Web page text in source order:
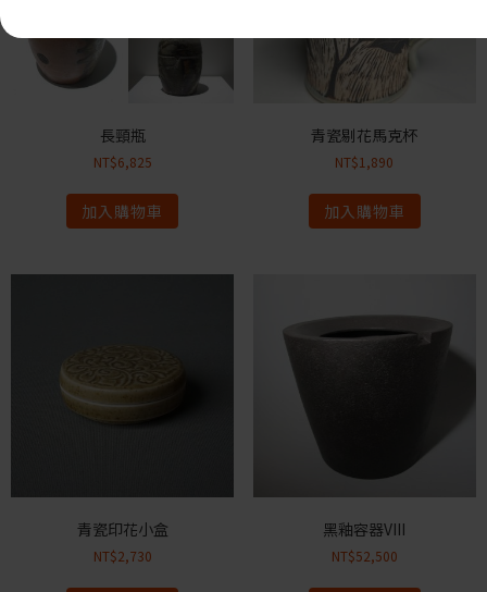
長頸瓶
NT$6,825
加入購物車
青瓷剔花馬克杯
NT$1,890
加入購物車
青瓷印花小盒
NT$2,730
黑釉容器VIII
NT$52,500